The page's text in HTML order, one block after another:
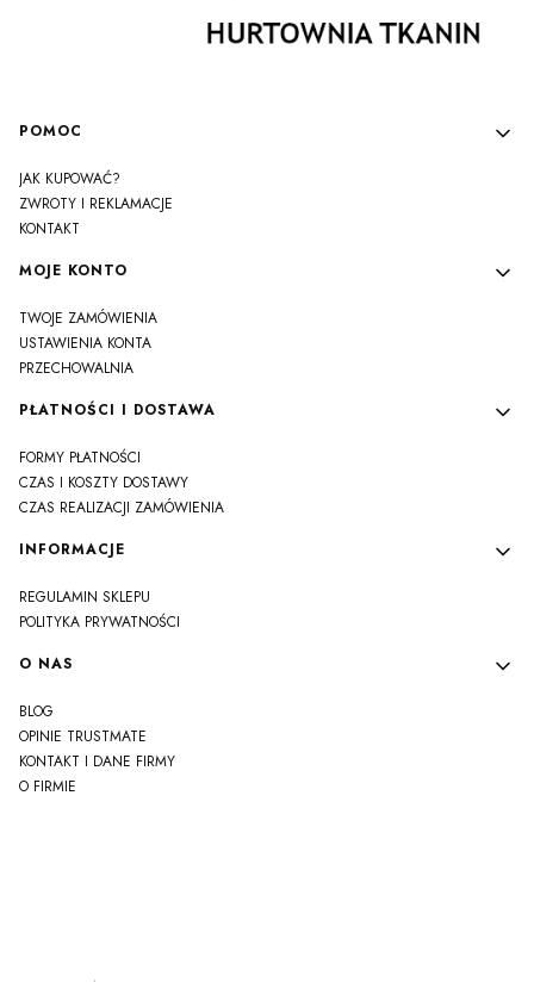
Linki w stopce
POMOC
JAK KUPOWAĆ?
ZWROTY I REKLAMACJE
KONTAKT
MOJE KONTO
TWOJE ZAMÓWIENIA
USTAWIENIA KONTA
PRZECHOWALNIA
PŁATNOŚCI I DOSTAWA
FORMY PŁATNOŚCI
CZAS I KOSZTY DOSTAWY
CZAS REALIZACJI ZAMÓWIENIA
INFORMACJE
REGULAMIN SKLEPU
POLITYKA PRYWATNOŚCI
O NAS
BLOG
OPINIE TRUSTMATE
KONTAKT I DANE FIRMY
O FIRMIE